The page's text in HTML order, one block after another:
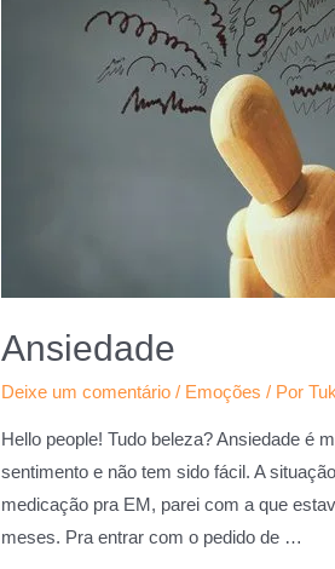
Ansiedade
Deixe um comentário / Emoções / Por
Hello people! Tudo beleza? Ansiedade é
sentimento e não tem sido fácil. A
medicação pra EM, parei com a que
meses. Pra entrar com o pedido de …